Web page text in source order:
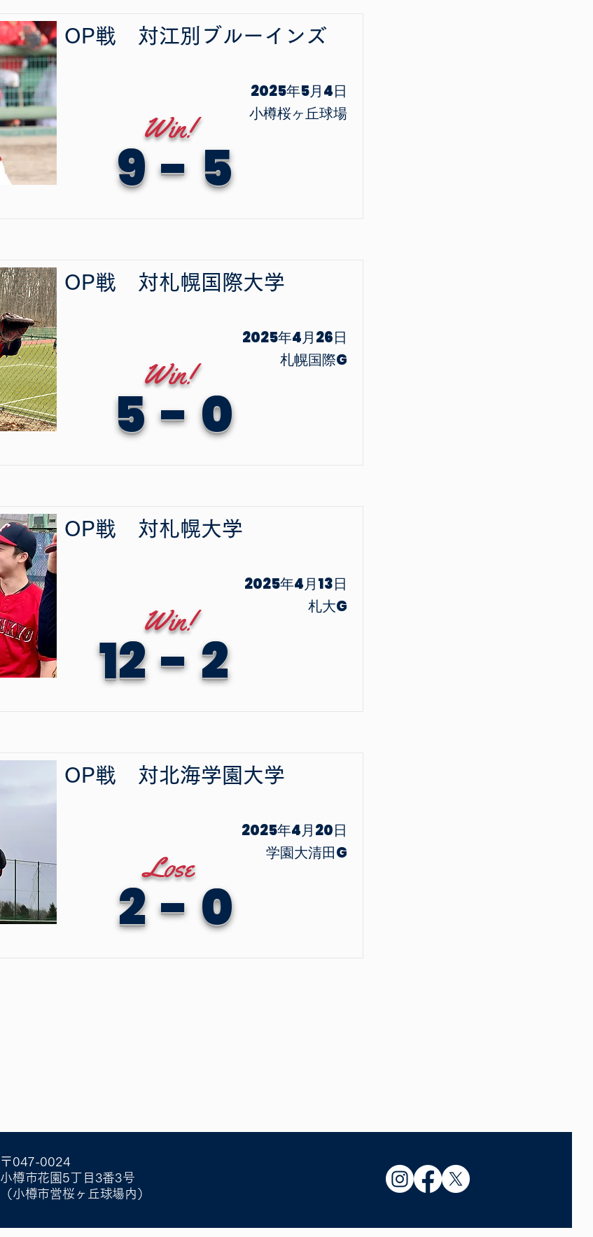
OP戦 ​対江別ブルーインズ
2025年5月4日
小樽桜ヶ丘球場
9- 5
Win!
OP戦 ​対札幌国際大学
2025年4月26日
札幌国際G
5- 0
Win!
OP戦 ​対札幌大学
2025年4月13日
札大G
12- 2
Win!
OP戦 ​対北海学園大学
2025年4月20日
学園大清田G
2- 0
Lose
〒047-0024
小樽市花園5丁目3番3号
（小樽市営桜ヶ丘球場内）